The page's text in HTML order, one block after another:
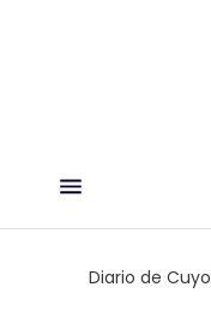
Diario de Cuyo